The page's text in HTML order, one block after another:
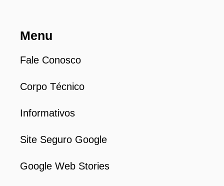
Menu
Fale Conosco
Corpo Técnico
Informativos
Site Seguro Google
Google Web Stories